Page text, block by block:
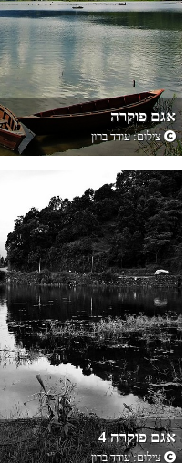
אגם פוקרה
צילום:עודד ברון
אגם פוקרה 4
צילום:עודד ברון